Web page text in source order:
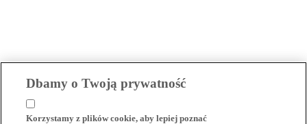
Dbamy o Twoją prywatność
Korzystamy z plików cookie, aby lepiej poznać